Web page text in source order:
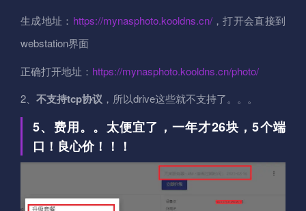
生成地址： https://mynasphoto.kooldns.cn/，打开会直接到
webstation界面
正确打开地址： https://mynasphoto.kooldns.cn/photo/
2、 不支持tcp协议 ，所以drive这些就不支持了。。。
5、费用。。太便宜了，一年才26块，5个端
口！良心价！！！